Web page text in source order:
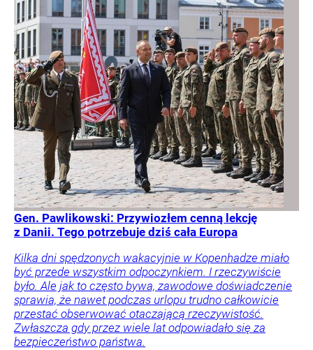
Gen. Pawlikowski: Przywiozłem cenną lekcję
z Danii. Tego potrzebuje dziś cała Europa
Kilka dni spędzonych wakacyjnie w Kopenhadze miało
być przede wszystkim odpoczynkiem. I rzeczywiście
było. Ale jak to często bywa, zawodowe doświadczenie
sprawia, że nawet podczas urlopu trudno całkowicie
przestać obserwować otaczającą rzeczywistość.
Zwłaszcza gdy przez wiele lat odpowiadało się za
bezpieczeństwo państwa.